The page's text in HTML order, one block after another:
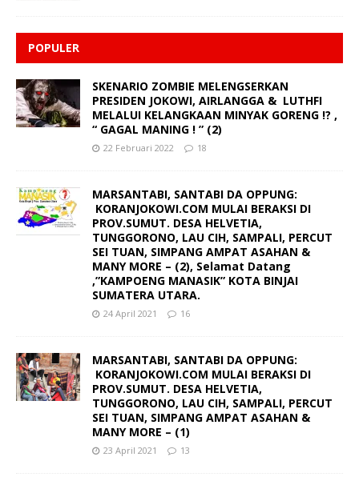
POPULER
SKENARIO ZOMBIE MELENGSERKAN
PRESIDEN JOKOWI, AIRLANGGA & LUTHFI
MELALUI KELANGKAAN MINYAK GORENG !? ,
“ GAGAL MANING ! ” (2)
22 Februari 2022 18
MARSANTABI, SANTABI DA OPPUNG:
KORANJOKOWI.COM MULAI BERAKSI DI
PROV.SUMUT. DESA HELVETIA,
TUNGGORONO, LAU CIH, SAMPALI, PERCUT
SEI TUAN, SIMPANG AMPAT ASAHAN &
MANY MORE – (2), Selamat Datang
,”KAMPOENG MANASIK” KOTA BINJAI
SUMATERA UTARA.
24 April 2021 16
MARSANTABI, SANTABI DA OPPUNG:
KORANJOKOWI.COM MULAI BERAKSI DI
PROV.SUMUT. DESA HELVETIA,
TUNGGORONO, LAU CIH, SAMPALI, PERCUT
SEI TUAN, SIMPANG AMPAT ASAHAN &
MANY MORE – (1)
23 April 2021 13